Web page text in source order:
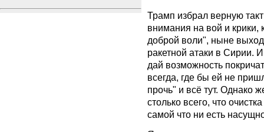
Трамп избрал верную
внимания на вой и крики,
доброй воли", ныне
ракетной атаки в Сирии.
дай возможность
всегда, где бы ей не
прочь" и всё тут. Однако
столько всего, что
самой что ни есть